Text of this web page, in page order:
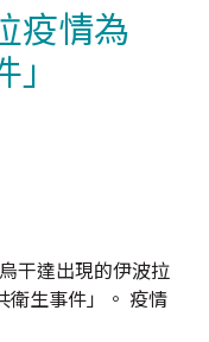
疫情為
干達出現的伊波拉
衛生事件」。 疫情